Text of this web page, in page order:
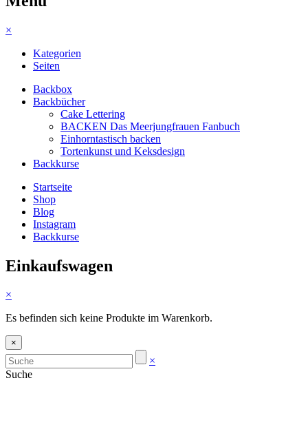
×
Kategorien
Seiten
Backbox
Backbücher
Cake Lettering
BACKEN Das Meerjungfrauen Fanbuch
Einhorntastisch backen
Tortenkunst und Keksdesign
Backkurse
Startseite
Shop
Blog
Instagram
Backkurse
Einkaufswagen
×
Es befinden sich keine Produkte im Warenkorb.
×
×
Suche